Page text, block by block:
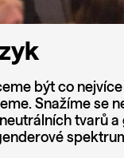
být co
Snažíme se
tvarů